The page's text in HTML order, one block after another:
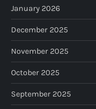
January 2026
December 2025
November 2025
October 2025
September 2025